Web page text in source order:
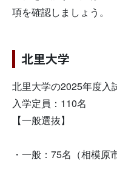
項を確認しましょう。
北里大学
北里大学の2025年度入
入学定員：110名
【一般選抜】
・一般：75名（相模原